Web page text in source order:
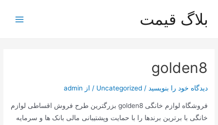
محتوا
بلاگ قیمت
golden8
دیدگاه‌ خود را بنویسید /
Uncategorized / از admin
فروشگاه لوازم خانگی golden8 بزرگترین طرح فروش اقساطی لوازم
خانگی با برترین برندها را با حمایت وپشتیبانی مالی بانک ها و سرمایه